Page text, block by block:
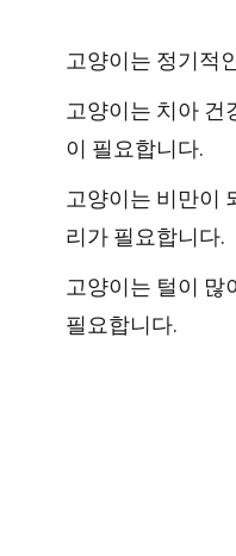
고양이는 정기적
고양이는 치아 건
이 필요합니다.
고양이는 비만이
리가 필요합니다.
고양이는 털이 많
필요합니다.